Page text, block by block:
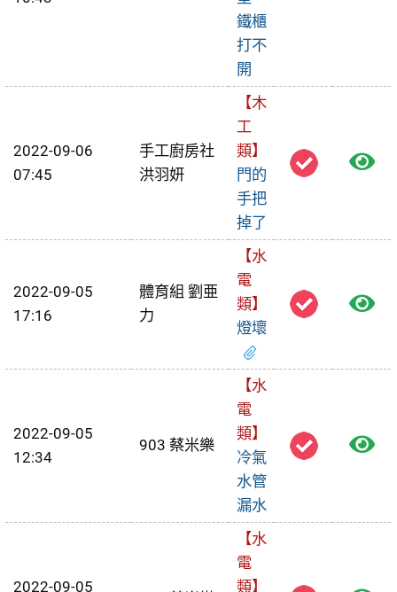
鐵櫃
打不
開
修
2022-09-06
07:45
手工廚房社
洪羽妍
【木
工
類】
門的
手把
掉了
檢
報
單
2022-09-05
17:16
體育組 劉亜
力
【水
電
類】
燈壞
檢
報
單
2022-09-05
12:34
903 蔡米樂
【水
電
類】
冷氣
水管
漏水
檢
報
2022-09-05
【水
電
類】